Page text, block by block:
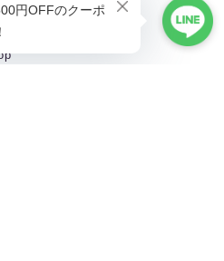
閲覧できます。